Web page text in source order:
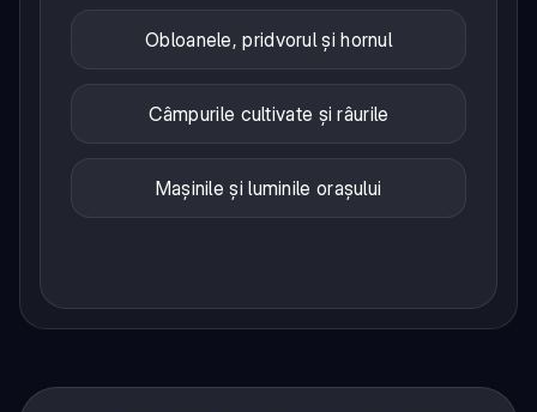
Obloanele, pridvorul și hornul
Câmpurile cultivate și râurile
Mașinile și luminile orașului